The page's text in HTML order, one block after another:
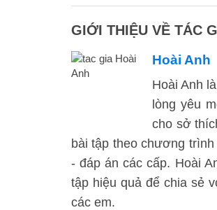
GIỚI THIỆU VỀ TÁC
Hoài Anh
Hoài Anh
lòng yêu
cho sở
bài tập theo chương
- đáp án các cấp. Hoài
tập hiệu quả để chia sẻ
các em.